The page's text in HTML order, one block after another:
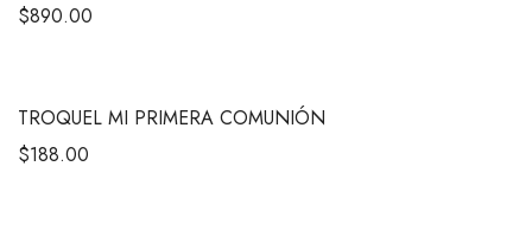
$890.00
TROQUEL MI PRIMERA COMUNIÓN
$188.00